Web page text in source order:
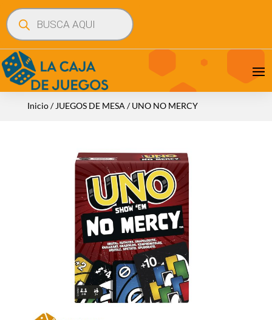
Búsqueda
de
productos
Inicio/ JUEGOS DE MESA / UNO NO MERCY